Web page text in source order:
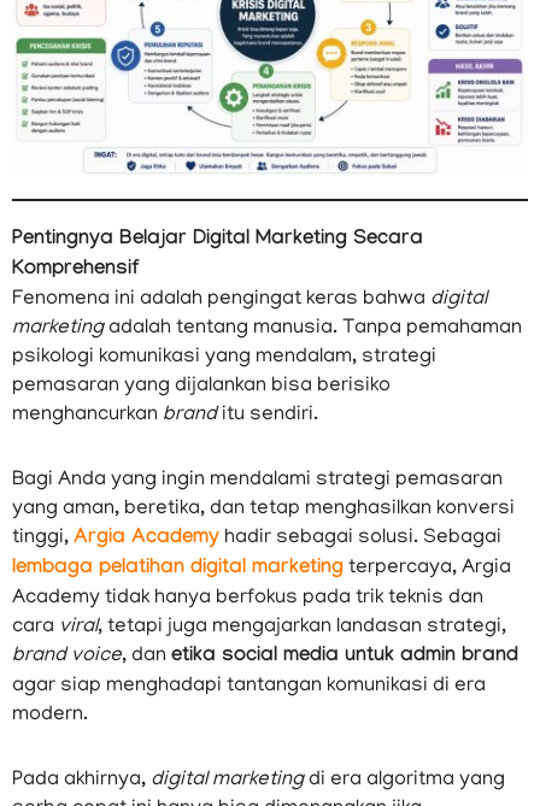
Pentingnya Belajar Digital Marketing Secara
Komprehensif
Fenomena ini adalah pengingat keras bahwa digital
marketingadalah tentang manusia. Tanpa pemahaman
psikologi komunikasi yang mendalam, strategi
pemasaran yang dijalankan bisa berisiko
menghancurkan branditu sendiri.
Bagi Anda yang ingin mendalami strategi pemasaran
yang aman, beretika, dan tetap menghasilkan konversi
tinggi, Argia Academy hadir sebagai solusi. Sebagai
lembaga pelatihan digital marketing terpercaya, Argia
Academy tidak hanya berfokus pada trik teknis dan
cara viral, tetapi juga mengajarkan landasan strategi,
brand voice, dan etika social media untuk admin brand
agar siap menghadapi tantangan komunikasi di era
modern.
Pada akhirnya, digital marketingdi era algoritma yang